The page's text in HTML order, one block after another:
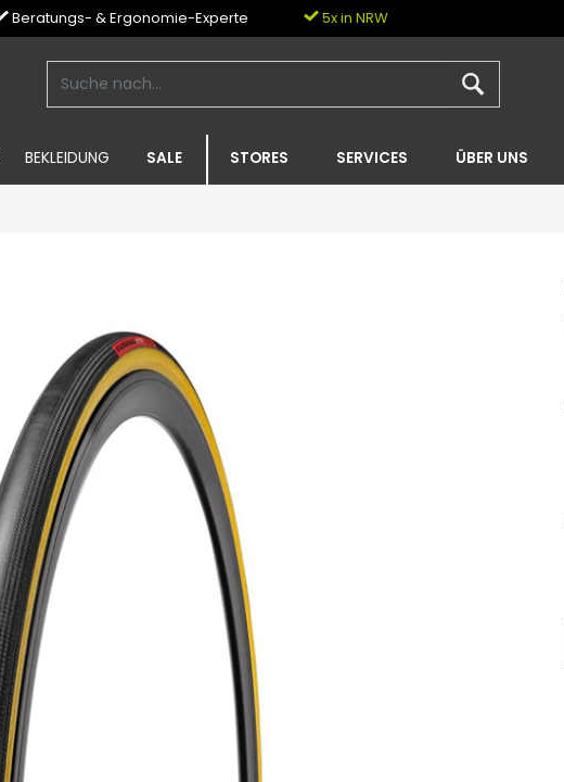
Beratungs- & Ergonomie-Experte 5x in NRW
BEKLEIDUNG SALE STORES SERVICES ÜBER UNS